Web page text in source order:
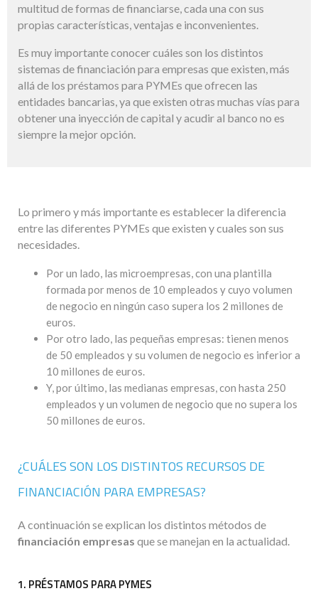
multitud de formas de financiarse, cada una con sus
propias características, ventajas e inconvenientes.
Es muy importante conocer cuáles son los distintos
sistemas de financiación para empresas que existen, más
allá de los préstamos para PYMEs que ofrecen las
entidades bancarias, ya que existen otras muchas vías para
obtener una inyección de capital y acudir al banco no es
siempre la mejor opción.
Lo primero y más importante es establecer la diferencia
entre las diferentes PYMEs que existen y cuales son sus
necesidades.
Por un lado, las microempresas, con una plantilla
formada por menos de 10 empleados y cuyo volumen
de negocio en ningún caso supera los 2 millones de
euros.
Por otro lado, las pequeñas empresas: tienen menos
de 50 empleados y su volumen de negocio es inferior a
10 millones de euros.
Y, por último, las medianas empresas, con hasta 250
empleados y un volumen de negocio que no supera los
50 millones de euros.
¿CUÁLES SON LOS DISTINTOS RECURSOS DE
FINANCIACIÓN PARA EMPRESAS?
A continuación se explican los distintos métodos de
financiación empresas que se manejan en la actualidad.
1. PRÉSTAMOS PARA PYMES